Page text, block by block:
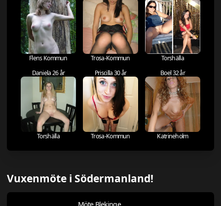
Flens Kommun Trosa-Kommun
Torshälla
Daniela 26 år
Torshälla
Priscilla 30 år
Trosa-Kommun
Boel 32 år
Katrineholm
Vuxenmöte i Södermanland!